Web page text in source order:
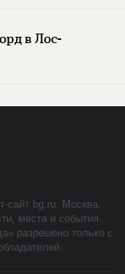
в Лос-
сайт bg.ru. Москва,
места и события.
разрешено только с